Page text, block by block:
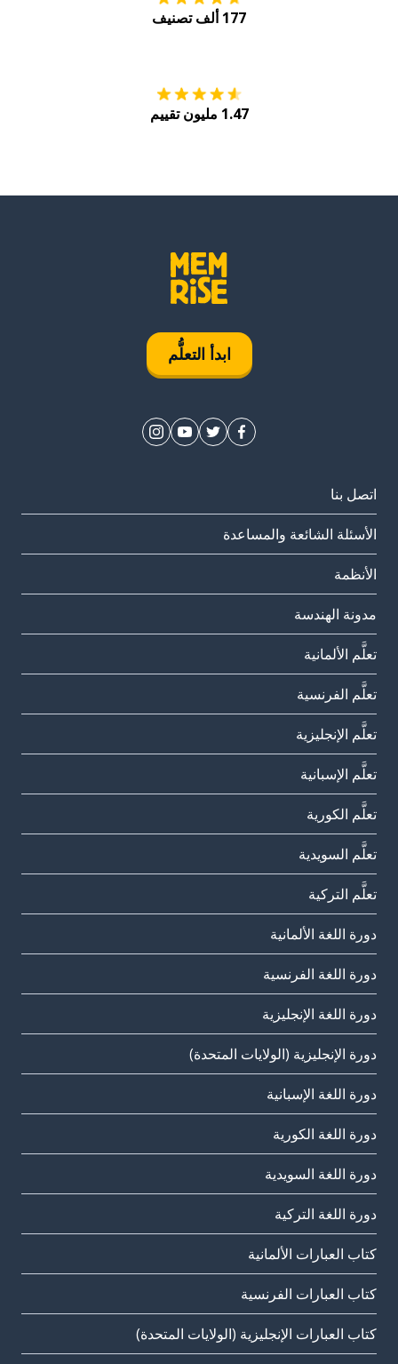
177 ألف تصنيف
1.47 مليون تقييم
ابدأ التعلُّم
اتصل بنا
الأسئلة الشائعة والمساعدة
الأنظمة
مدونة الهندسة
تعلَّم الألمانية
تعلَّم الفرنسية
تعلَّم الإنجليزية
تعلَّم الإسبانية
تعلَّم الكورية
تعلَّم السويدية
تعلَّم التركية
دورة اللغة الألمانية
دورة اللغة الفرنسية
دورة اللغة الإنجليزية
دورة الإنجليزية (الولايات المتحدة)
دورة اللغة الإسبانية
دورة اللغة الكورية
دورة اللغة السويدية
دورة اللغة التركية
كتاب العبارات الألمانية
كتاب العبارات الفرنسية
كتاب العبارات الإنجليزية (الولايات المتحدة)